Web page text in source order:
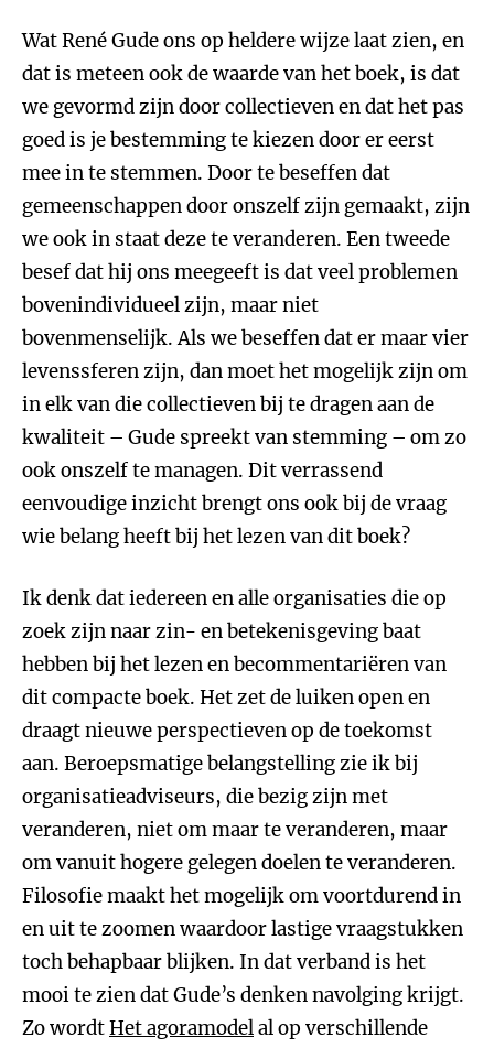
Wat René Gude ons op heldere wijze laat zien, en
dat is meteen ook de waarde van het boek, is dat
we gevormd zijn door collectieven en dat het pas
goed is je bestemming te kiezen door er eerst
mee in te stemmen. Door te beseffen dat
gemeenschappen door onszelf zijn gemaakt, zijn
we ook in staat deze te veranderen. Een tweede
besef dat hij ons meegeeft is dat veel problemen
bovenindividueel zijn, maar niet
bovenmenselijk. Als we beseffen dat er maar vier
levenssferen zijn, dan moet het mogelijk zijn om
in elk van die collectieven bij te dragen aan de
kwaliteit – Gude spreekt van stemming – om zo
ook onszelf te managen. Dit verrassend
eenvoudige inzicht brengt ons ook bij de vraag
wie belang heeft bij het lezen van dit boek?
Ik denk dat iedereen en alle organisaties die op
zoek zijn naar zin- en betekenisgeving baat
hebben bij het lezen en becommentariëren van
dit compacte boek. Het zet de luiken open en
draagt nieuwe perspectieven op de toekomst
aan. Beroepsmatige belangstelling zie ik bij
organisatieadviseurs, die bezig zijn met
veranderen, niet om maar te veranderen, maar
om vanuit hogere gelegen doelen te veranderen.
Filosofie maakt het mogelijk om voortdurend in
en uit te zoomen waardoor lastige vraagstukken
toch behapbaar blijken. In dat verband is het
mooi te zien dat Gude’s denken navolging krijgt.
Zo wordtHet agoramodelal op verschillende